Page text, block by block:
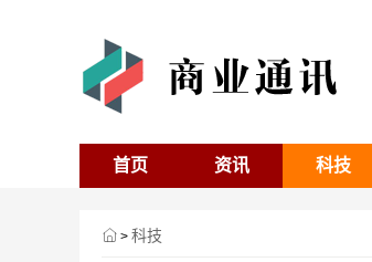
首页 资讯 科技
> 科技